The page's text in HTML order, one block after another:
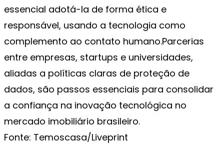
essencial adotá-la de forma ética e
responsável, usando a tecnologia como
complemento ao contato humano.Parcerias
entre empresas, startups e universidades,
aliadas a políticas claras de proteção de
dados, são passos essenciais para consolidar
a confiança na inovação tecnológica no
mercado imobiliário brasileiro.
Fonte: Temoscasa/Liveprint